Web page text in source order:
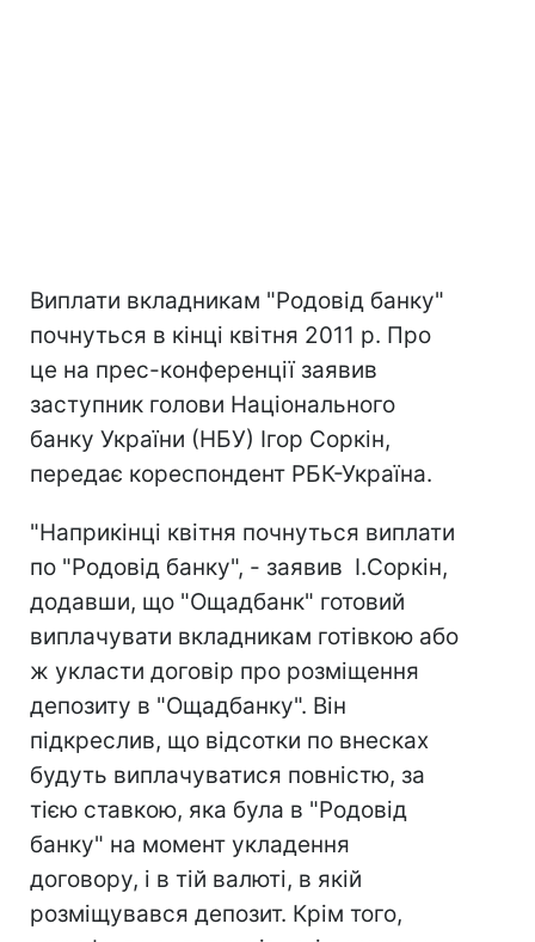
Виплати вкладникам "Родовід банку"
почнуться в кінці квітня 2011 р. Про
це на прес-конференції заявив
заступник голови Національного
банку України (НБУ) Ігор Соркін,
передає кореспондент РБК-Україна.
"Наприкінці квітня почнуться виплати
по "Родовід банку", - заявив І.Соркін,
додавши, що "Ощадбанк" готовий
виплачувати вкладникам готівкою або
ж укласти договір про розміщення
депозиту в "Ощадбанку". Він
підкреслив, що відсотки по внесках
будуть виплачуватися повністю, за
тією ставкою, яка була в "Родовід
банку" на момент укладення
договору, і в тій валюті, в якій
розміщувався депозит. Крім того,